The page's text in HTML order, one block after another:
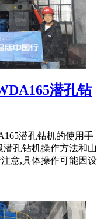
潜孔钻
潜孔钻机的使用手
孔钻机操作方法和山
意,具体操作可能因设